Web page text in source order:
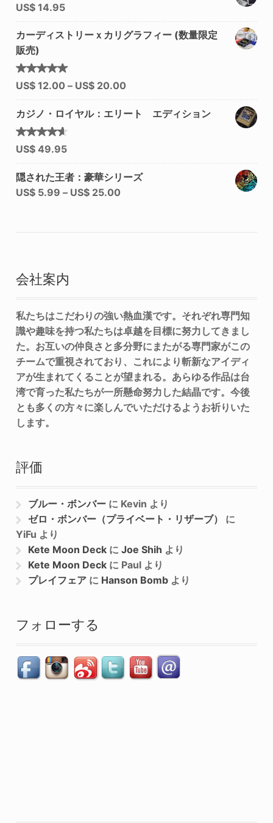
US$14.95
カーディストリーｘカリグラフィー (数量限定
販売)
5段階中
5.00の
US$12.00 – US$20.00
カジノ・ロイヤル：エリート エディション
5段階中
4.50
US$49.95
隠された王者：豪華シリーズ
US$5.99 – US$25.00
会社案内
私たちはこだわりの強い熱血漢です。それぞれ専門知
識や趣味を持つ私たちは卓越を目標に努力してきまし
た。お互いの仲良さと多分野にまたがる専門家がこの
チームで重視されており、これにより斬新なアイディ
アが生まれてくることが望まれる。あらゆる作品は台
湾で育った私たちが一所懸命努力した結晶です。今後
とも多くの方々に楽しんでいただけるようお祈りいた
します。
評価
ブルー・ボンバー に Kevin より
ゼロ・ボンバー（プライベート・リザーブ）
に
YiFu より
Kete Moon Deck にJoe Shih より
Kete Moon Deck に Paul より
プレイフェア に Hanson Bomb より
フォローする